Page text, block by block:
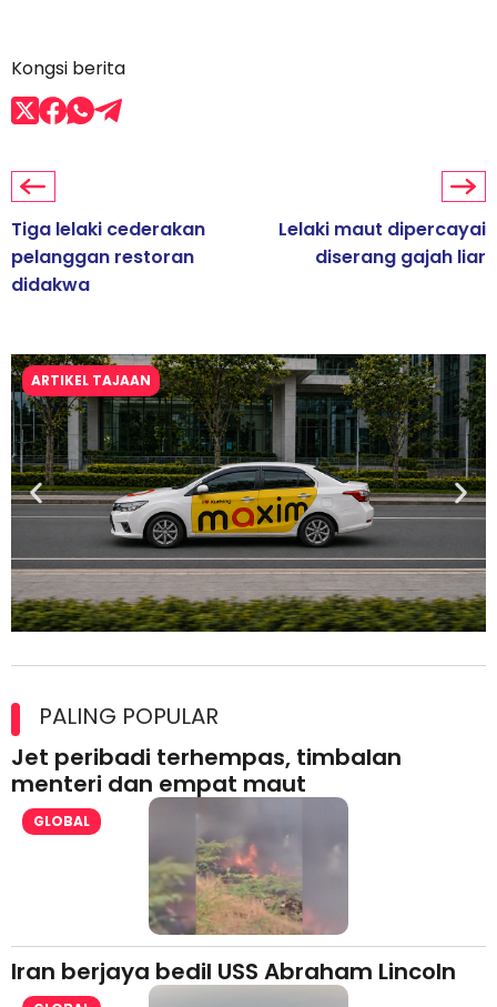
Kongsi berita
Tiga lelaki cederakan
pelanggan restoran
didakwa
Lelaki maut dipercayai
diserang gajah liar
ARTIKEL TAJAAN
lesen separuh pertama 2026
PALING POPULAR
Jet peribadi terhempas, timbalan
menteri dan empat maut
GLOBAL
Iran berjaya bedil USS Abraham Lincoln